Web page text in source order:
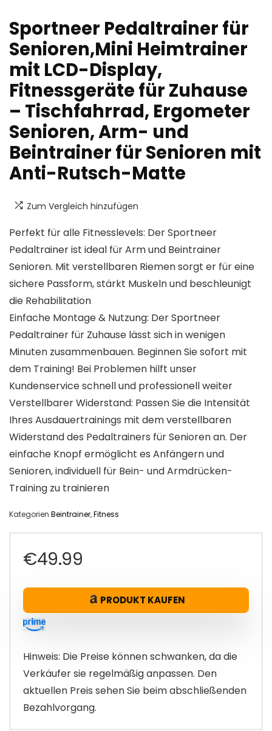
Sportneer Pedaltrainer für
Senioren,Mini Heimtrainer
mit LCD-Display,
Fitnessgeräte für Zuhause
– Tischfahrrad, Ergometer
Senioren, Arm- und
Beintrainer für Senioren mit
Anti-Rutsch-Matte
Zum Vergleich hinzufügen
Perfekt für alle Fitnesslevels: Der Sportneer
Pedaltrainer ist ideal für Arm und Beintrainer
Senioren. Mit verstellbaren Riemen sorgt er für eine
sichere Passform, stärkt Muskeln und beschleunigt
die Rehabilitation
Einfache Montage & Nutzung: Der Sportneer
Pedaltrainer für Zuhause lässt sich in wenigen
Minuten zusammenbauen. Beginnen Sie sofort mit
dem Training! Bei Problemen hilft unser
Kundenservice schnell und professionell weiter
Verstellbarer Widerstand: Passen Sie die Intensität
Ihres Ausdauertrainings mit dem verstellbaren
Widerstand des Pedaltrainers für Senioren an. Der
einfache Knopf ermöglicht es Anfängern und
Senioren, individuell für Bein- und Armdrücken-
Training zu trainieren
Kategorien Beintrainer,Fitness
€49.99
PRODUKT KAUFEN
Hinweis: Die Preise können schwanken, da die
Verkäufer sie regelmäßig anpassen. Den
aktuellen Preis sehen Sie beim abschließenden
Bezahlvorgang.